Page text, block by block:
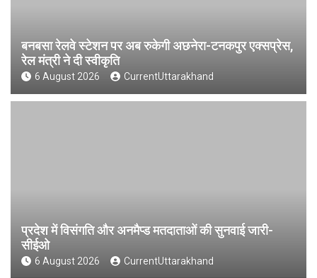
बनबसा रेलवे स्टेशन पर अब रुकेगी अछनेरा-टनकपुर एक्सप्रेस,
रेल मंत्री ने दी स्वीकृति
6 August 2026 CurrentUttarakhand
प्रदेश में विसंगति और अनमैप्ड मतदाताओं की सुनवाई जारी-
सीईओ
6 August 2026 CurrentUttarakhand